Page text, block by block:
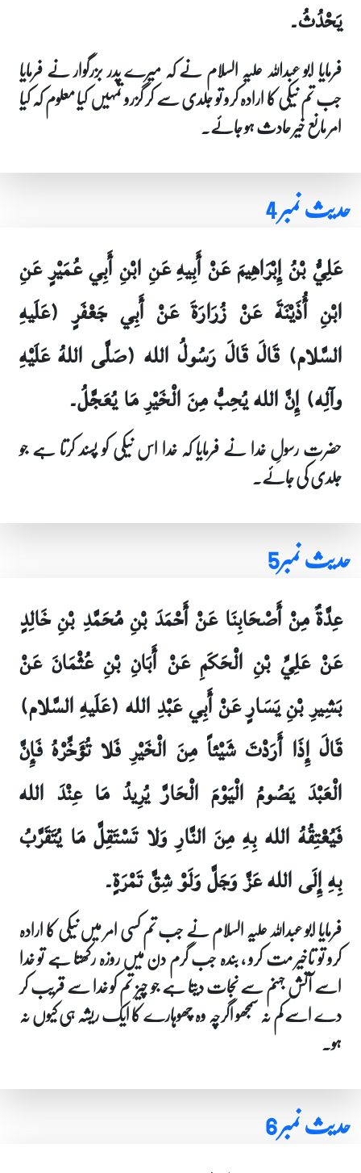
يَحْدُثُ۔
فرمایا ابو عبداللہ علیہ السلام نے کہ میرے پدر بزرگوار نے فرمایا
جب تم نیکی کا ارادہ کرو تو جلدی سے کر گزرو تمہیں کیا معلوم کہ کیا
امر مانع خیر حادث ہو جائے۔
حدیث نمبر 4
عَلِيُّ بْنُ إِبْرَاهِيمَ عَنْ أَبِيهِ عَنِ ابْنِ أَبِي عُمَيْرٍ عَنِ
ابْنِ أُذَيْنَةَ عَنْ زُرَارَةَ عَنْ أَبِي جَعْفَرٍ (عَلَيهِ
السَّلام) قَالَ قَالَ رَسُولُ الله (صَلَّى اللهُ عَلَيْهِ
وآلِه) إِنَّ الله يُحِبُّ مِنَ الْخَيْرِ مَا يُعَجَّلُ۔
حضرت رسولِ خدا نے فرمایا کہ خدا اس نیکی کو پسند کرتا ہے جو
جلدی کی جائے۔
حدیث نمبر5
عِدَّةٌ مِنْ أَصْحَابِنَا عَنْ أَحْمَدَ بْنِ مُحَمَّدِ بْنِ خَالِدٍ
عَنْ عَلِيِّ بْنِ الْحَكَمِ عَنْ أَبَانِ بْنِ عُثْمَانَ عَنْ
بَشِيرِ بْنِ يَسَارٍ عَنْ أَبِي عَبْدِ الله (عَلَيهِ السَّلام)
قَالَ إِذَا أَرَدْتَ شَيْئاً مِنَ الْخَيْرِ فَلا تُؤَخِّرْهُ فَإِنَّ
الْعَبْدَ يَصُومُ الْيَوْمَ الْحَارَّ يُرِيدُ مَا عِنْدَ الله
فَيُعْتِقُهُ الله بِهِ مِنَ النَّارِ وَلا تَسْتَقِلَّ مَا يُتَقَرَّبُ
بِهِ إِلَى الله عَزَّ وَجَلَّ وَلَوْ شِقَّ تَمْرَةٍ۔
فرمایا ابو عبداللہ علیہ السلام نے جب تم کسی امر میں نیکی کا ارادہ
کرو تو تاخیر مت کرو ، بندہ جب گرم دن میں روزہ رکھتا ہے تو خدا
اسے آتش جہنم سے نجات دیتا ہے جو چیز تم کو خدا سے قریب کر
دے اسے کم نہ سمجھو اگرچہ وہ چھوہارے کا ایک ریشہ ہی کیوں نہ
ہو۔
حدیث نمبر 6